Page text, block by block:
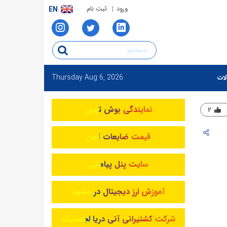
ورود ثبت نام EN
ThursdayAug 6, 2026
۲ نمایندگی بوش تهران
قیمت ضایعات آهن
سایت پنل پیامکی
آموزش ارز دیجیتال در مشهد
شرکت کشتیرانی آنی دریا لجستیک